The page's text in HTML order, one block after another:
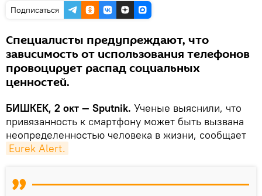
Подписаться
Специалисты предупреждают, что
зависимость от использования телефонов
провоцирует распад социальных
ценностей.
БИШКЕК, 2 окт — Sputnik. Ученые выяснили, что
привязанность к смартфону может быть вызвана
неопределенностью человека в жизни, сообщает
Eurek Alert.